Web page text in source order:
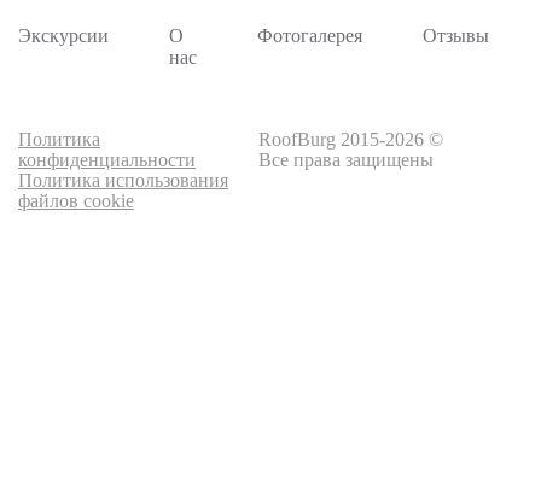
Экскурсии
О
нас
Фотогалерея Отзывы
Политика
конфиденциальности
Политика использования
файлов cookie
RoofBurg 2015-2026 ©
Все права защищены